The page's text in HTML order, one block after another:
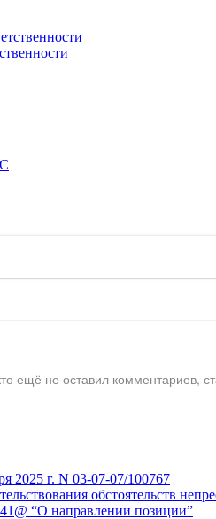
ещё не оставил комментариев,
2025 г. N 03-07-07/100767
обстоятельств
“О направлении позиции”